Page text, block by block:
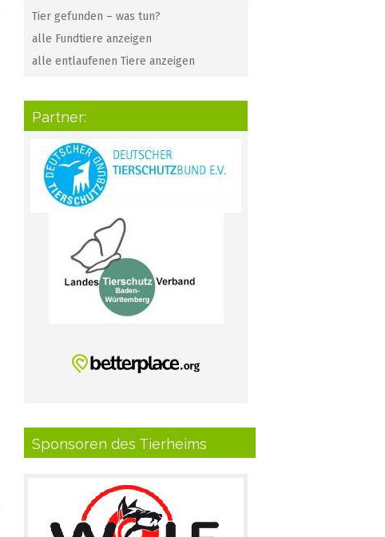
Tier gefunden – was tun?
alle Fundtiere anzeigen
alle entlaufenen Tiere anzeigen
Partner:
Sponsoren des Tierheims